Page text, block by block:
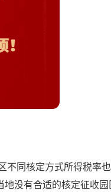
不同核定方式所得税率
没有合适的核定征收园